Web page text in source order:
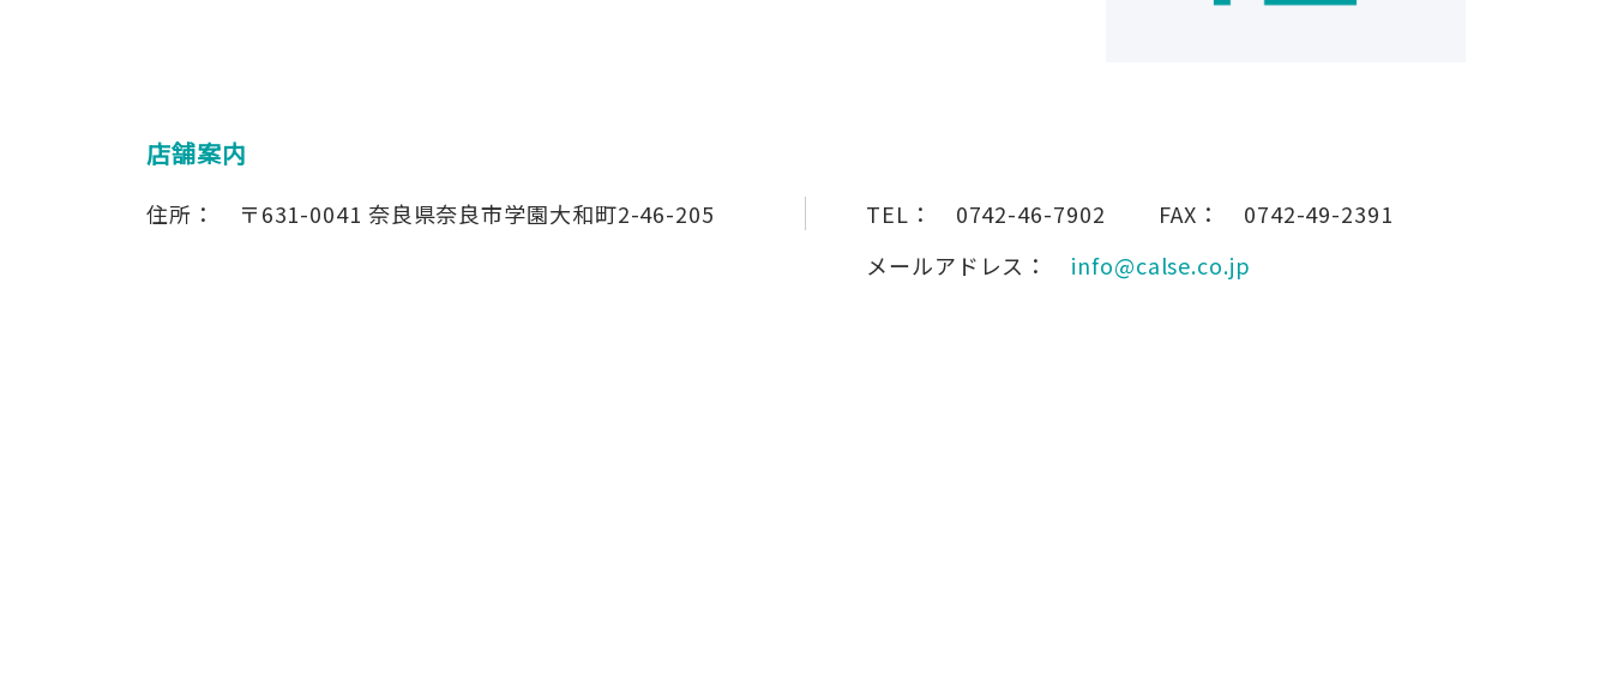
店舗案内
住所： 〒631-0041 奈良県奈良市学園大和町2-46-205 TEL： 0742-46-7902 FAX：
0742-49-2391
メールアドレス：
info@calse.co.jp